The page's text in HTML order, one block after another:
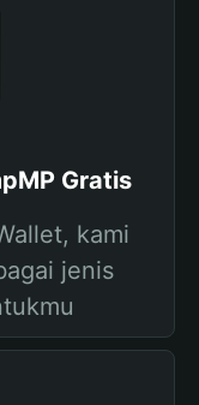
Gratis
kami
jenis